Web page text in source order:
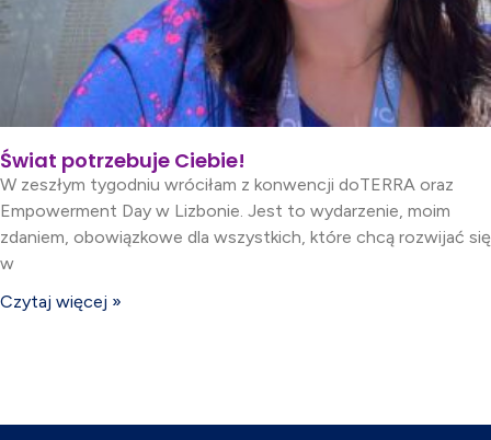
Świat potrzebuje Ciebie!
W zeszłym tygodniu wróciłam z konwencji doTERRA oraz
Empowerment Day w Lizbonie. Jest to wydarzenie, moim
zdaniem, obowiązkowe dla wszystkich, które chcą rozwijać się
w
Czytaj więcej »